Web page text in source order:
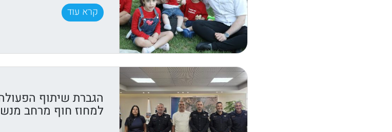
קרא עוד
הגברת שיתוף
למחוז חוף מרחב